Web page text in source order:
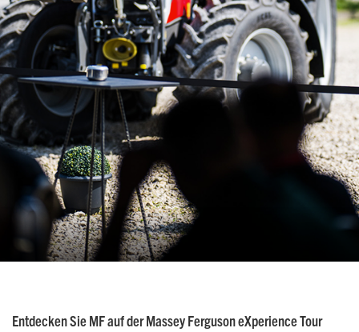
Entdecken Sie MF auf der Massey Ferguson eXperience Tour